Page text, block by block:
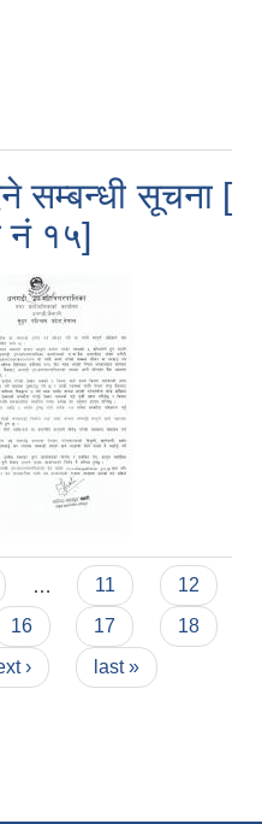
सम्बन्धी सूचना [
नं १५]
11
12
16 17
18
› last »